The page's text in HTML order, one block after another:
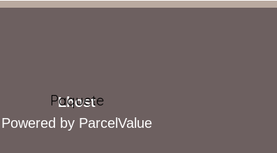
Paquete
Lhost
Powered by ParcelValue